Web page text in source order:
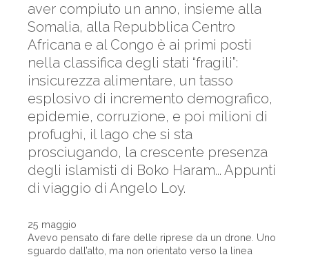
aver compiuto un anno, insieme alla
Somalia, alla Repubblica Centro
Africana e al Congo è ai primi posti
nella classifica degli stati “fragili”:
insicurezza alimentare, un tasso
esplosivo di incremento demografico,
epidemie, corruzione, e poi milioni di
profughi, il lago che si sta
prosciugando, la crescente presenza
degli islamisti di Boko Haram... Appunti
di viaggio di Angelo Loy.
25 maggio
Avevo pensato di fare delle riprese da un drone. Uno
sguardo dall’alto, ma non orientato verso la linea